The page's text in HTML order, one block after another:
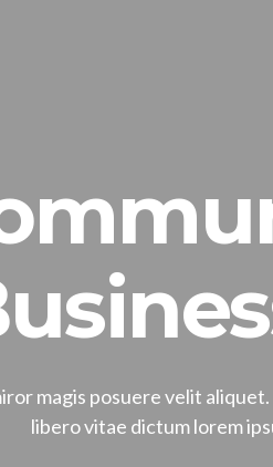
magis posuere velit
libero vitae dictum lorem